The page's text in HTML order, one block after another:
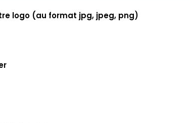
logo (au format jpg, jpeg, png)